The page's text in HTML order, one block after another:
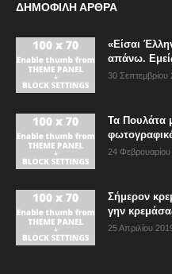
ΔΗΜΟΦΙΛΗ ΑΡΘΡΑ
«Είσαι
απάνω.
30 Σεπτεμβρίου
Τα Πουλάτα
24
Σήμερον
γην
25 Απριλίου